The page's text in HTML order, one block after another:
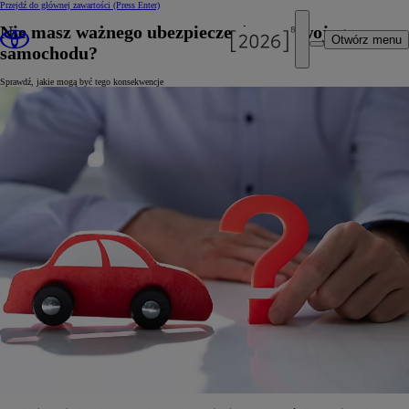
Przejdź do głównej zawartości (Press Enter)
Otwórz menu
Nie masz ważnego ubezpieczenia OC swojego
samochodu?
Sprawdź, jakie mogą być tego konsekwencje